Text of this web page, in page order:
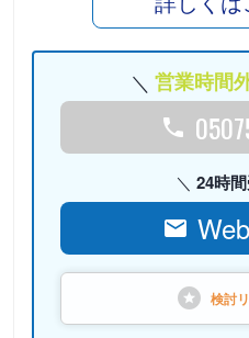
営業時間
24時
検討